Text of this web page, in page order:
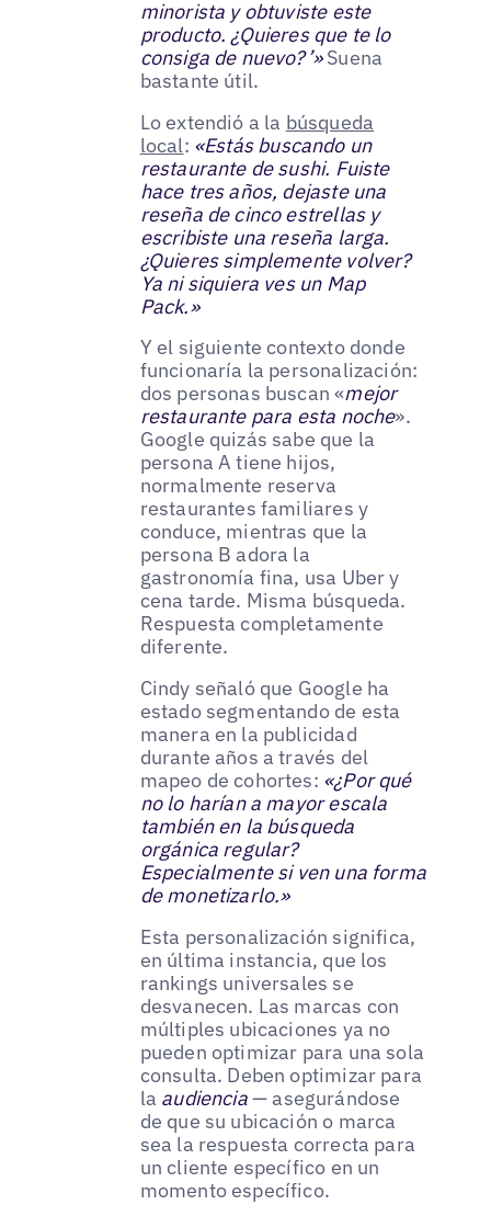
minorista y obtuviste este
producto. ¿Quieres que te lo
consiga de nuevo?’»Suena
bastante útil.
Lo extendió a la búsqueda
local: «Estás buscando un
restaurante de sushi. Fuiste
hace tres años, dejaste una
reseña de cinco estrellas y
escribiste una reseña larga.
¿Quieres simplemente volver?
Ya ni siquiera ves un Map
Pack.»
Y el siguiente contexto donde
funcionaría la personalización:
dos personas buscan «mejor
restaurante para esta noche».
Google quizás sabe que la
persona A tiene hijos,
normalmente reserva
restaurantes familiares y
conduce, mientras que la
persona B adora la
gastronomía fina, usa Uber y
cena tarde. Misma búsqueda.
Respuesta completamente
diferente.
Cindy señaló que Google ha
estado segmentando de esta
manera en la publicidad
durante años a través del
mapeo de cohortes: «¿Por qué
no lo harían a mayor escala
también en la búsqueda
orgánica regular?
Especialmente si ven una forma
de monetizarlo.»
Esta personalización significa,
en última instancia, que los
rankings universales se
desvanecen. Las marcas con
múltiples ubicaciones ya no
pueden optimizar para una sola
consulta. Deben optimizar para
la audiencia— asegurándose
de que su ubicación o marca
sea la respuesta correcta para
un cliente específico en un
momento específico.